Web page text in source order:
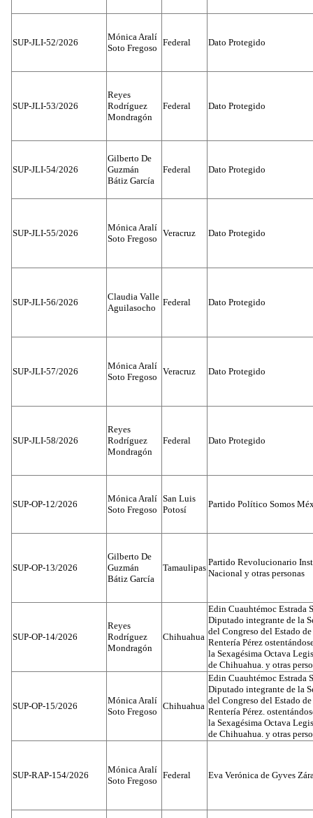
SUP-JLI-52/2026
Mónica Aralí
Soto Fregoso
Federal Dato Protegido
SUP-JLI-53/2026
Reyes
Rodríguez
Mondragón
Federal Dato Protegido
SUP-JLI-54/2026
Gilberto De
Guzmán
Bátiz García
Federal Dato Protegido
SUP-JLI-55/2026
Mónica Aralí
Soto Fregoso
Veracruz Dato Protegido
SUP-JLI-56/2026
Claudia Valle
Aguilasocho
Federal Dato Protegido
SUP-JLI-57/2026
Mónica Aralí
Soto Fregoso
Veracruz Dato Protegido
SUP-JLI-58/2026
Reyes
Rodríguez
Mondragón
Federal Dato Protegido
SUP-OP-12/2026
Mónica Aralí
Soto Fregoso
San Luis
Potosí
Partido Político Somos
SUP-OP-13/2026
Gilberto De
Guzmán
Bátiz García
Tamaulipas
Partido Revolucionario
Nacional y otras personas
SUP-OP-14/2026
Reyes
Rodríguez
Mondragón
Chihuahua
Edin Cuauhtémoc Estrada
Diputado integrante de la
del Congreso del Estado
Rentería Pérez
la Sexagésima Octava
de Chihuahua. y otras
SUP-OP-15/2026
Mónica Aralí
Soto Fregoso
Chihuahua
Edin Cuauhtémoc Estrada
Diputado integrante de la
del Congreso del Estado
Rentería Pérez.
la Sexagésima Octava
de Chihuahua. y otras
SUP-RAP-154/2026
Mónica Aralí
Soto Fregoso
Federal Eva Verónica de Gyves